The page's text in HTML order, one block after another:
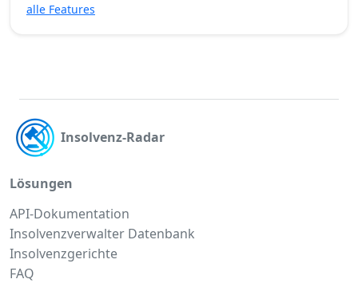
alle Features
Insolvenz-Radar
Lösungen
API-Dokumentation
Insolvenzverwalter Datenbank
Insolvenzgerichte
FAQ